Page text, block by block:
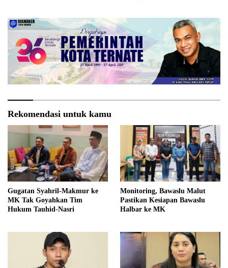
Rekomendasi untuk kamu
Gugatan Syahril-Makmur ke
MK Tak Goyahkan Tim
Hukum Tauhid-Nasri
Monitoring, Bawaslu Malut
Pastikan Kesiapan Bawaslu
Halbar ke MK